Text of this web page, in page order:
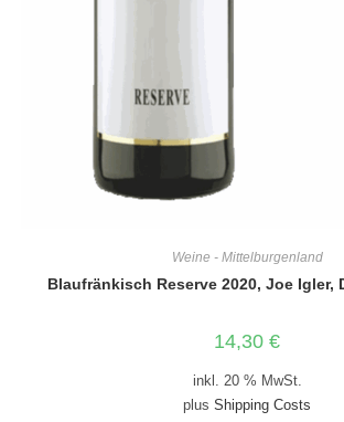
Weine - Mittelburgenland
Blaufränkisch Reserve 2020, Joe Igler,
14,30 €
inkl. 20 % MwSt.
plus Shipping Costs